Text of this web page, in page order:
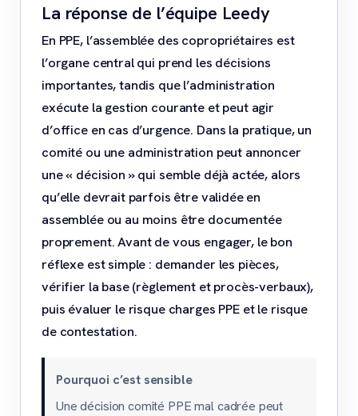
La réponse de l’équipe Leedy
En PPE, l’assemblée des copropriétaires est
l’organe central qui prend les décisions
importantes, tandis que l’administration
exécute la gestion courante et peut agir
d’office en cas d’urgence. Dans la pratique, un
comité ou une administration peut annoncer
une « décision » qui semble déjà actée, alors
qu’elle devrait parfois être validée en
assemblée ou au moins être documentée
proprement. Avant de vous engager, le bon
réflexe est simple : demander les pièces,
vérifier la base (règlement et procès-verbaux),
puis évaluer le risque charges PPE et le risque
de contestation.
Pourquoi c’est sensible
Une décision comité PPE mal cadrée peut